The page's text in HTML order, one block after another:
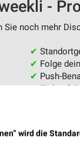
-
Sie noch mehr
✔
✔ Folge
✔ Push-
✔
wird die